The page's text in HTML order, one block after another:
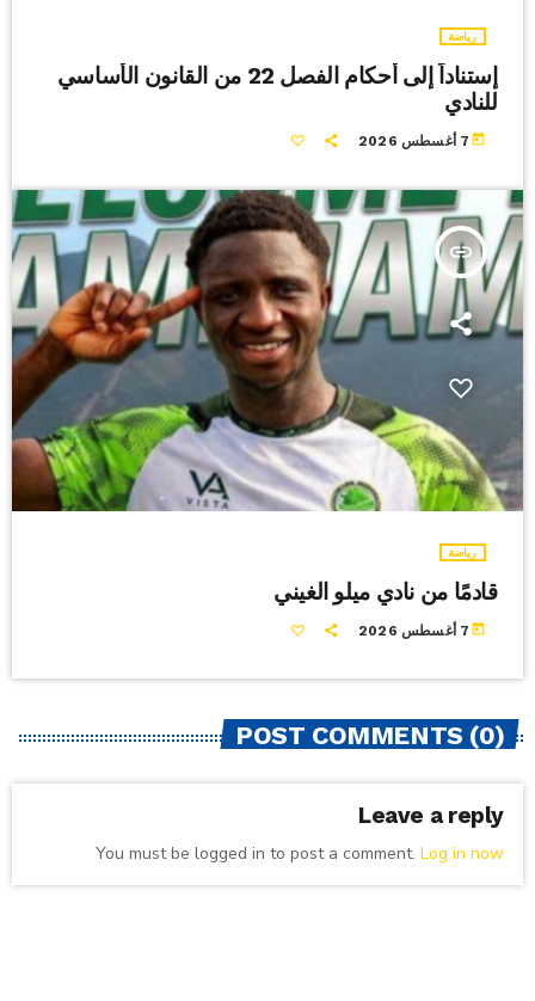
رياضة
إستناداً إلى أحكام الفصل 22 من القانون الأساسي
للنادي
today 7 أغسطس 2026
insert_link
رياضة
قادمًا من نادي ميلو الغيني
today 7 أغسطس 2026
POST COMMENTS (0)
Leave a reply
You must be logged in to post a comment. Log in now